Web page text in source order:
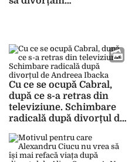
Cu ce se ocupă Cabral,
după ce s-a retras din
televiziune. Schimbare
radicală după divorțul de